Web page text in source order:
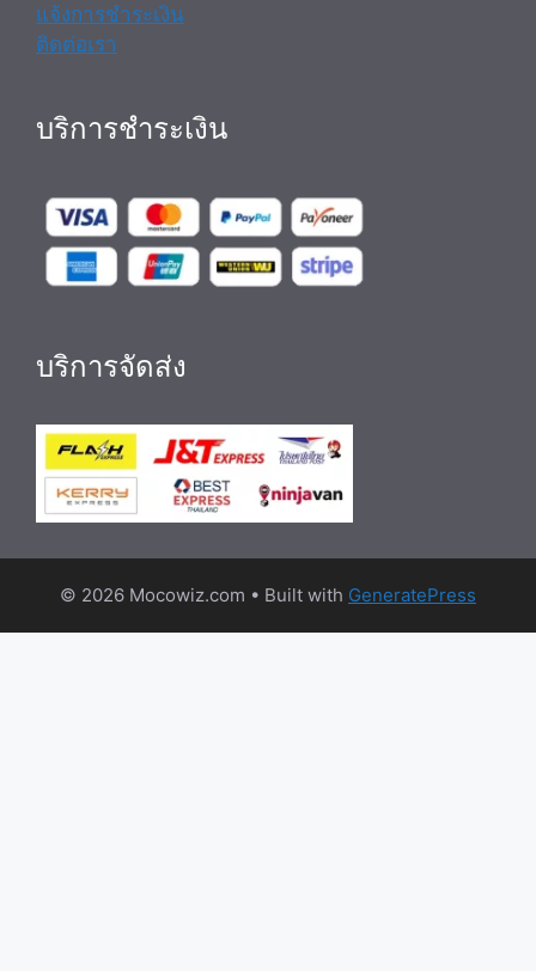
แจ้งการชำระเงิน
ติดต่อเรา
บริการชำระเงิน
บริการจัดส่ง
© 2026 Mocowiz.com • Built with GeneratePress